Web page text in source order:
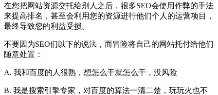
在您把网站资源交托给别人之后，很多SEO会使用作弊的手法
来提高排名，甚至会利用您的资源进行他们个人的运营项目，
最终导致您的利益受损。
不要因为SEO们以下的说法，而冒险将自己的网站托付给他们
随意处置：
A. 我和百度的人很熟，想怎么干就怎么干，没风险
B. 我是搜索引擎专家，对百度的算法一清二楚，玩玩火也不